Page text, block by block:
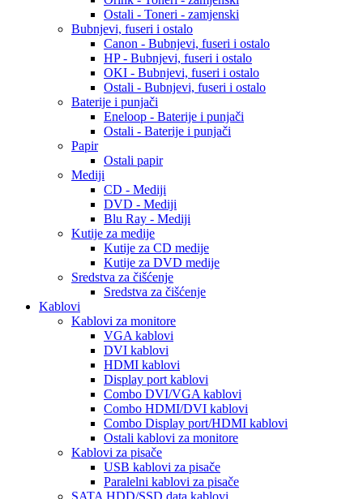
Ostali - Toneri - zamjenski
Bubnjevi, fuseri i ostalo
Canon - Bubnjevi, fuseri i ostalo
HP - Bubnjevi, fuseri i ostalo
OKI - Bubnjevi, fuseri i ostalo
Ostali - Bubnjevi, fuseri i ostalo
Baterije i punjači
Eneloop - Baterije i punjači
Ostali - Baterije i punjači
Papir
Ostali papir
Mediji
CD - Mediji
DVD - Mediji
Blu Ray - Mediji
Kutije za medije
Kutije za CD medije
Kutije za DVD medije
Sredstva za čišćenje
Sredstva za čišćenje
Kablovi
Kablovi za monitore
VGA kablovi
DVI kablovi
HDMI kablovi
Display port kablovi
Combo DVI/VGA kablovi
Combo HDMI/DVI kablovi
Combo Display port/HDMI kablovi
Ostali kablovi za monitore
Kablovi za pisače
USB kablovi za pisače
Paralelni kablovi za pisače
SATA HDD/SSD data kablovi